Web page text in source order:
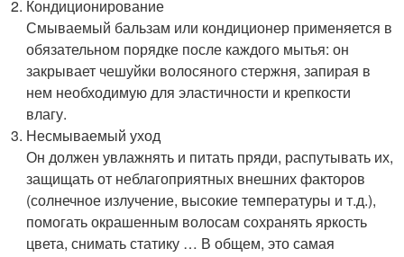
Кондиционирование
Смываемый бальзам или кондиционер применяется в
обязательном порядке после каждого мытья: он
закрывает чешуйки волосяного стержня, запирая в
нем необходимую для эластичности и крепкости
влагу.
Несмываемый уход
Он должен увлажнять и питать пряди, распутывать их,
защищать от неблагоприятных внешних факторов
(солнечное излучение, высокие температуры и т.д.),
помогать окрашенным волосам сохранять яркость
цвета, снимать статику … В общем, это самая